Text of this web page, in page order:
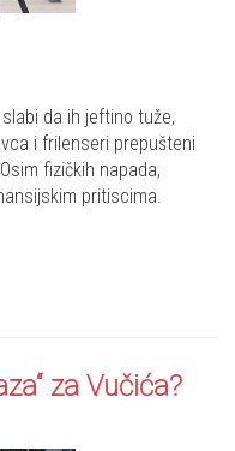
da ih jeftino tuže,
i frilenseri prepušteni
fizičkih napada,
pritiscima.
za Vučića?